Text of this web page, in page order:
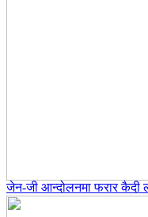
जेन-जी आन्दोलनमा फरार कैदी